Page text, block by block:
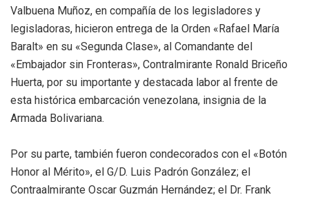
Valbuena Muñoz, en compañía de los legisladores y
legisladoras, hicieron entrega de la Orden «Rafael María
Baralt» en su «Segunda Clase», al Comandante del
«Embajador sin Fronteras», Contralmirante Ronald Briceño
Huerta, por su importante y destacada labor al frente de
esta histórica embarcación venezolana, insignia de la
Armada Bolivariana.
Por su parte, también fueron condecorados con el «Botón
Honor al Mérito», el G/D. Luis Padrón González; el
Contraalmirante Oscar Guzmán Hernández; el Dr. Frank